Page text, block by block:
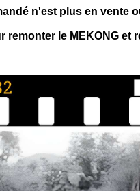
n'est plus en vente
remonter le MEKONG et